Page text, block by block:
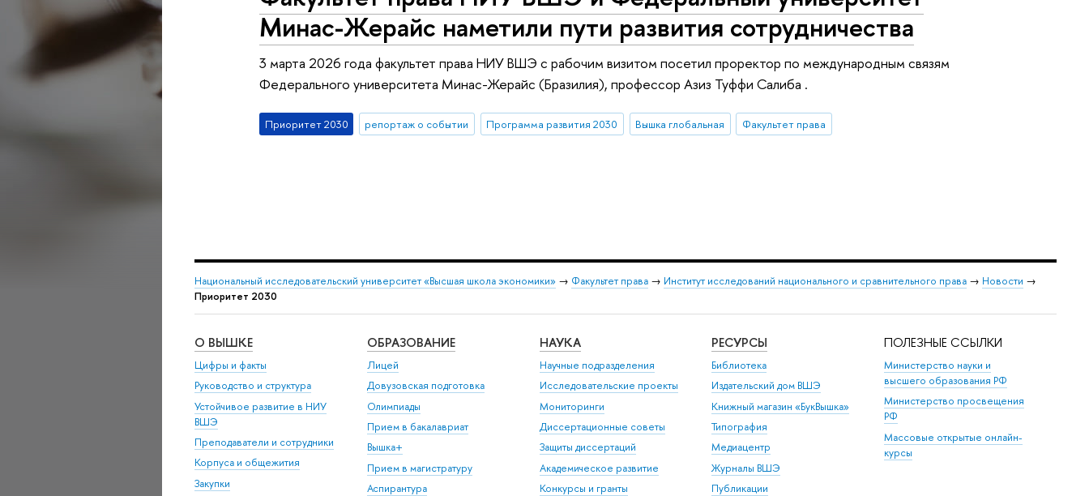
Минас-Жерайс наметили пути развития сотрудничества
3 марта 2026 года факультет права НИУ ВШЭ с рабочим визитом посетил проректор по международным связям
Федерального университета Минас-Жерайс (Бразилия), профессор Азиз Туффи Салиба .
Приоритет 2030 репортаж о событии Программа развития 2030 Вышка глобальная Факультет права
Национальный исследовательский университет «Высшая школа экономики» → Факультет права → Институт исследований национального и сравнительного права → Новости →
Приоритет 2030
О ВЫШКЕ
Цифры и факты
Руководство и структура
Устойчивое развитие в НИУ
ВШЭ
Преподаватели и сотрудники
Корпуса и общежития
Закупки
ОБРАЗОВАНИЕ
Лицей
Довузовская подготовка
Олимпиады
Прием в бакалавриат
Вышка+
Прием в магистратуру
Аспирантура
НАУКА
Научные подразделения
Исследовательские проекты
Мониторинги
Диссертационные советы
Защиты диссертаций
Академическое развитие
Конкурсы и гранты
РЕСУРСЫ
Библиотека
Издательский дом ВШЭ
Книжный магазин «БукВышка»
Типография
Медиацентр
Журналы ВШЭ
Публикации
ПОЛЕЗНЫЕ ССЫЛКИ
Министерство науки и
высшего образования РФ
Министерство просвещения
РФ
Массовые открытые онлайн-
курсы